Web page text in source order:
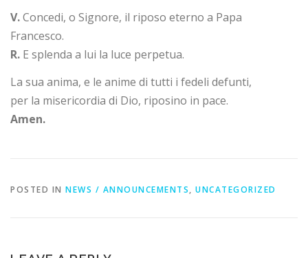
V.Concedi, o Signore, il riposo eterno a Papa
Francesco.
R. E splenda a lui la luce perpetua.
La sua anima, e le anime di tutti i fedeli defunti,
per la misericordia di Dio, riposino in pace.
Amen.
POSTED IN NEWS / ANNOUNCEMENTS, UNCATEGORIZED